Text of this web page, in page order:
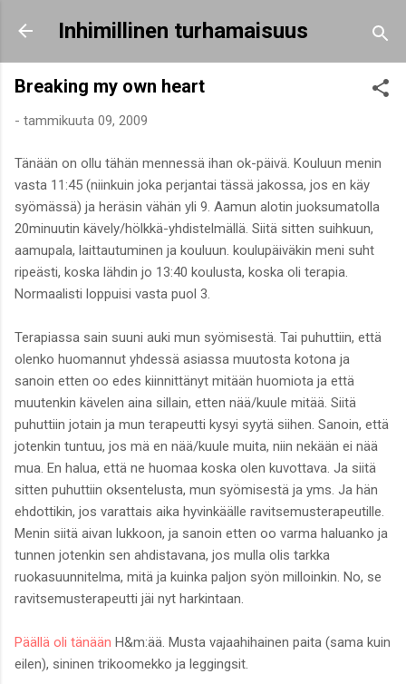
Siirry pääsisältöön
Inhimillinen turhamaisuus
Breaking my own heart
- tammikuuta 09, 2009
Tänään on ollu tähän mennessä ihan ok-päivä. Kouluun menin
vasta 11:45 (niinkuin joka perjantai tässä jakossa, jos en käy
syömässä) ja heräsin vähän yli 9. Aamun alotin juoksumatolla
20minuutin kävely/hölkkä-yhdistelmällä. Siitä sitten suihkuun,
aamupala, laittautuminen ja kouluun. koulupäiväkin meni suht
ripeästi, koska lähdin jo 13:40 koulusta, koska oli terapia.
Normaalisti loppuisi vasta puol 3.
Terapiassa sain suuni auki mun syömisestä. Tai puhuttiin, että
olenko huomannut yhdessä asiassa muutosta kotona ja
sanoin etten oo edes kiinnittänyt mitään huomiota ja että
muutenkin kävelen aina sillain, etten nää/kuule mitää. Siitä
puhuttiin jotain ja mun terapeutti kysyi syytä siihen. Sanoin, että
jotenkin tuntuu, jos mä en nää/kuule muita, niin nekään ei nää
mua. En halua, että ne huomaa koska olen kuvottava. Ja siitä
sitten puhuttiin oksentelusta, mun syömisestä ja yms. Ja hän
ehdottikin, jos varattais aika hyvinkäälle ravitsemusterapeutille.
Menin siitä aivan lukkoon, ja sanoin etten oo varma haluanko ja
tunnen jotenkin sen ahdistavana, jos mulla olis tarkka
ruokasuunnitelma, mitä ja kuinka paljon syön milloinkin. No, se
ravitsemusterapeutti jäi nyt harkintaan.
Päällä oli tänään H&m:ää. Musta vajaahihainen paita (sama kuin
eilen), sininen trikoomekko ja leggingsit.